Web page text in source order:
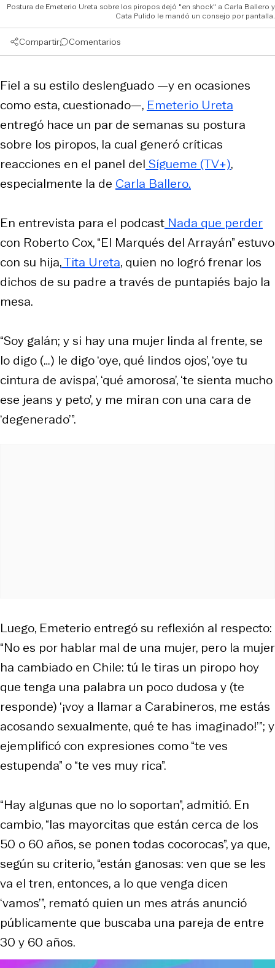
Postura de Emeterio Ureta sobre los piropos dejó "en shock" a Carla Ballero y
Cata Pulido le mandó un consejo por pantalla.
Compartir Comentarios
Fiel a su estilo deslenguado —y en ocasiones
como esta, cuestionado—, Emeterio Ureta
entregó hace un par de semanas su postura
sobre los piropos, la cual generó críticas
reacciones en el panel del Sígueme (TV+),
especialmente la de Carla Ballero.
En entrevista para el podcast Nada que perder
con Roberto Cox, “El Marqués del Arrayán” estuvo
con su hija,Tita Ureta, quien no logró frenar los
dichos de su padre a través de puntapiés bajo la
mesa.
“Soy galán; y si hay una mujer linda al frente, se
lo digo (…) le digo ‘oye, qué lindos ojos’, ‘oye tu
cintura de avispa’, ‘qué amorosa’, ‘te sienta mucho
ese jeans y peto’, y me miran con una cara de
‘degenerado’”.
Luego, Emeterio entregó su reflexión al respecto:
“No es por hablar mal de una mujer, pero la mujer
ha cambiado en Chile: tú le tiras un piropo hoy
que tenga una palabra un poco dudosa y (te
responde) ‘¡voy a llamar a Carabineros, me estás
acosando sexualmente, qué te has imaginado!’”; y
ejemplificó con expresiones como “te ves
estupenda” o “te ves muy rica”.
“Hay algunas que no lo soportan”, admitió. En
cambio, “las mayorcitas que están cerca de los
50 o 60 años, se ponen todas cocorocas”, ya que,
según su criterio, “están ganosas: ven que se les
va el tren, entonces, a lo que venga dicen
‘vamos’”, remató quien un mes atrás anunció
públicamente que buscaba una pareja de entre
30 y 60 años.